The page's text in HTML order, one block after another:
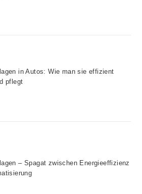
in Autos: Wie man sie effizient
pflegt
– Spagat zwischen Energieeffizienz